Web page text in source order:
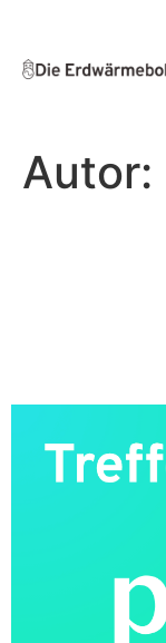
Autor: